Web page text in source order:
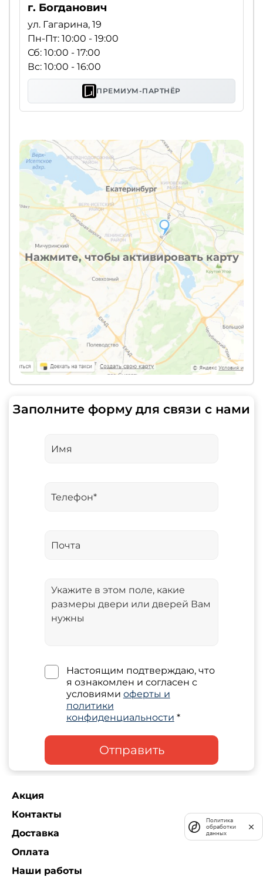
Нажмите, чтобы активировать карту
г. Богданович
ул. Гагарина, 19
Пн-Пт: 10:00 - 19:00
Сб: 10:00 - 17:00
Вс: 10:00 - 16:00
ПРЕМИУМ-ПАРТНЁР
Заполните форму для связи с нами
Настоящим подтверждаю, что
я ознакомлен и согласен с
условиями оферты и
политики
конфиденциальности *
Отправить
Акция
Контакты
Доставка
Оплата
Наши работы
Политика
обработки
данных